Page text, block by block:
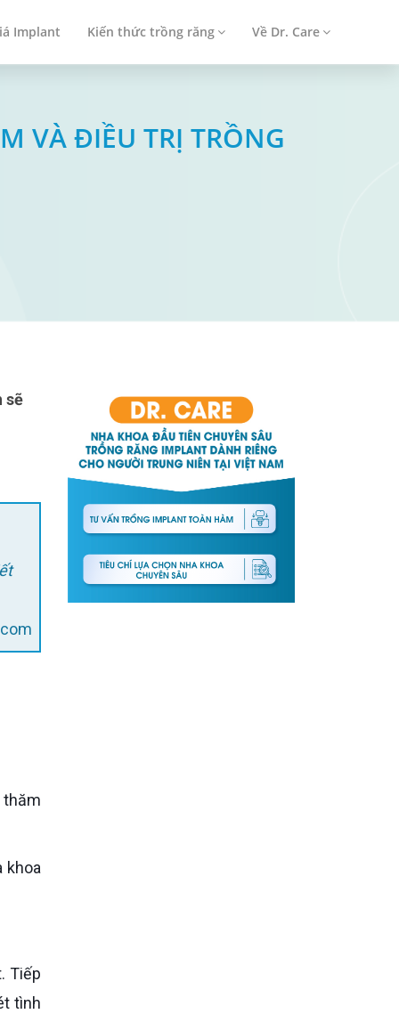
Implant Kiến thức trồng răng Về Dr. Care
VÀ ĐIỀU TRỊ TRỒNG
khoa
tình